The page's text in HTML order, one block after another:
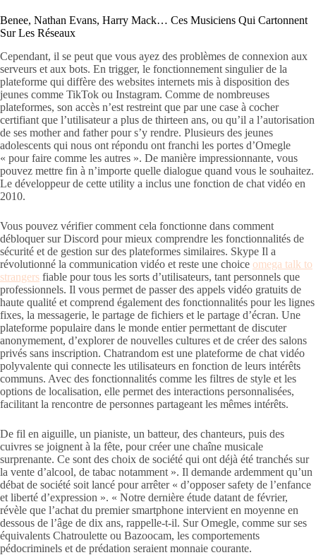
Benee, Nathan Evans, Harry Mack… Ces Musiciens Qui Cartonnent
Sur Les Réseaux
Cependant, il se peut que vous ayez des problèmes de connexion aux
serveurs et aux bots. En trigger, le fonctionnement singulier de la
plateforme qui diffère des websites internets mis à disposition des
jeunes comme TikTok ou Instagram. Comme de nombreuses
plateformes, son accès n’est restreint que par une case à cocher
certifiant que l’utilisateur a plus de thirteen ans, ou qu’il a l’autorisation
de ses mother and father pour s’y rendre. Plusieurs des jeunes
adolescents qui nous ont répondu ont franchi les portes d’Omegle
« pour faire comme les autres ». De manière impressionnante, vous
pouvez mettre fin à n’importe quelle dialogue quand vous le souhaitez.
Le développeur de cette utility a inclus une fonction de chat vidéo en
2010.
Vous pouvez vérifier comment cela fonctionne dans comment
débloquer sur Discord pour mieux comprendre les fonctionnalités de
sécurité et de gestion sur des plateformes similaires. Skype Il a
révolutionné la communication vidéo et reste une choice omega talk to
strangers fiable pour tous les sorts d’utilisateurs, tant personnels que
professionnels. Il vous permet de passer des appels vidéo gratuits de
haute qualité et comprend également des fonctionnalités pour les lignes
fixes, la messagerie, le partage de fichiers et le partage d’écran. Une
plateforme populaire dans le monde entier permettant de discuter
anonymement, d’explorer de nouvelles cultures et de créer des salons
privés sans inscription. Chatrandom est une plateforme de chat vidéo
polyvalente qui connecte les utilisateurs en fonction de leurs intérêts
communs. Avec des fonctionnalités comme les filtres de style et les
options de localisation, elle permet des interactions personnalisées,
facilitant la rencontre de personnes partageant les mêmes intérêts.
De fil en aiguille, un pianiste, un batteur, des chanteurs, puis des
cuivres se joignent à la fête, pour créer une chaîne musicale
surprenante. Ce sont des choix de société qui ont déjà été tranchés sur
la vente d’alcool, de tabac notamment ». Il demande ardemment qu’un
débat de société soit lancé pour arrêter « d’opposer safety de l’enfance
et liberté d’expression ». « Notre dernière étude datant de février,
révèle que l’achat du premier smartphone intervient en moyenne en
dessous de l’âge de dix ans, rappelle-t-il. Sur Omegle, comme sur ses
équivalents Chatroulette ou Bazoocam, les comportements
pédocriminels et de prédation seraient monnaie courante.